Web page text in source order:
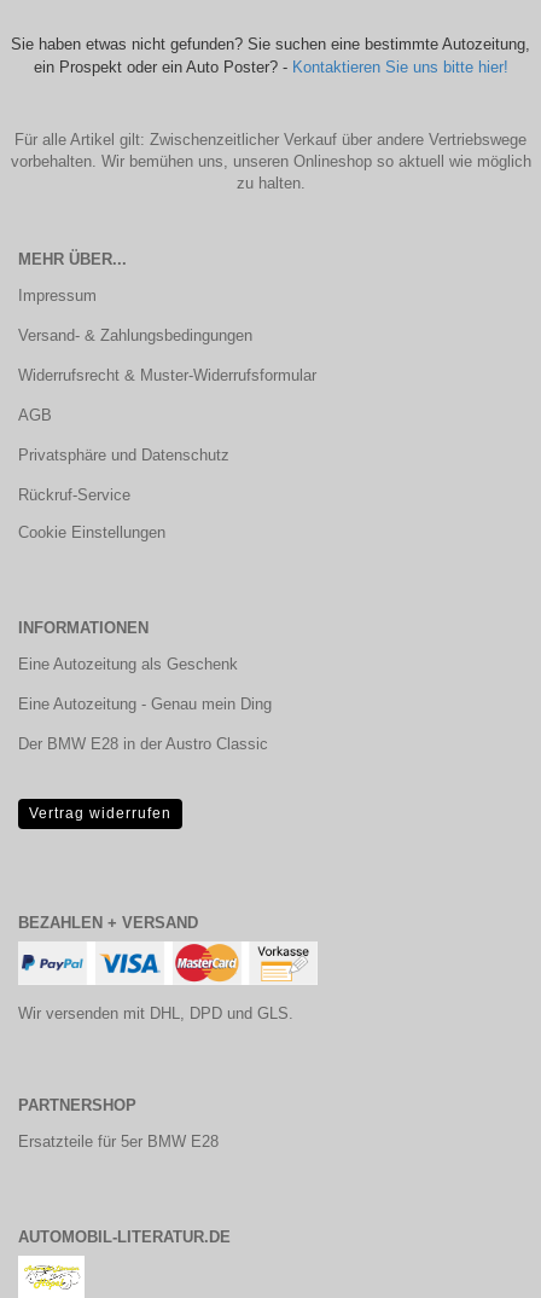
Sie haben etwas nicht gefunden? Sie suchen eine bestimmte Autozeitung,
ein Prospekt oder ein Auto Poster? - Kontaktieren Sie uns bitte hier!
Für alle Artikel gilt: Zwischenzeitlicher Verkauf über andere Vertriebswege
vorbehalten. Wir bemühen uns, unseren Onlineshop so aktuell wie möglich
zu halten.
MEHR ÜBER...
Impressum
Versand- & Zahlungsbedingungen
Widerrufsrecht & Muster-Widerrufsformular
AGB
Privatsphäre und Datenschutz
Rückruf-Service
Cookie Einstellungen
INFORMATIONEN
Eine Autozeitung als Geschenk
Eine Autozeitung - Genau mein Ding
Der BMW E28 in der Austro Classic
Vertrag widerrufen
BEZAHLEN + VERSAND
Wir versenden mit DHL, DPD und GLS.
PARTNERSHOP
Ersatzteile für 5er BMW E28
AUTOMOBIL-LITERATUR.DE